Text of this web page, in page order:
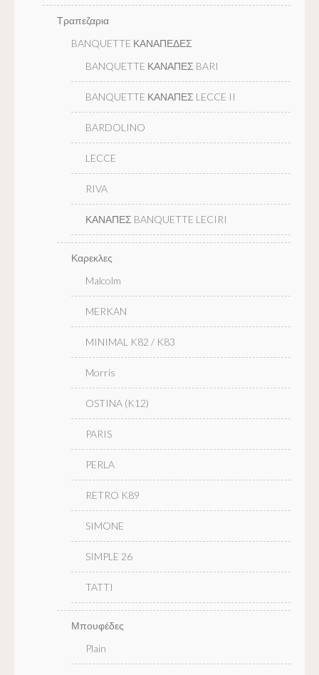
Τραπεζαρια
BANQUETTE ΚΑΝΑΠΕΔΕΣ
BANQUETTE ΚΑΝΑΠΕΣ BARI
BANQUETTE ΚΑΝΑΠΕΣ LECCE II
BARDOLINO
LECCE
RIVA
ΚΑΝΑΠΕΣ BANQUETTE LECIRI
Καρεκλες
Malcolm
MERKAN
MINIMAL K82 / K83
Morris
OSTINA (K12)
PARIS
PERLA
RETRO K89
SIMONE
SIMPLE 26
TATTI
Μπουφέδες
Plain